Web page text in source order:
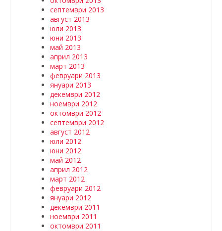
септември 2013
август 2013
юли 2013
юни 2013
май 2013
април 2013
март 2013
февруари 2013
януари 2013
декември 2012
ноември 2012
октомври 2012
септември 2012
август 2012
юли 2012
юни 2012
май 2012
април 2012
март 2012
февруари 2012
януари 2012
декември 2011
ноември 2011
октомври 2011